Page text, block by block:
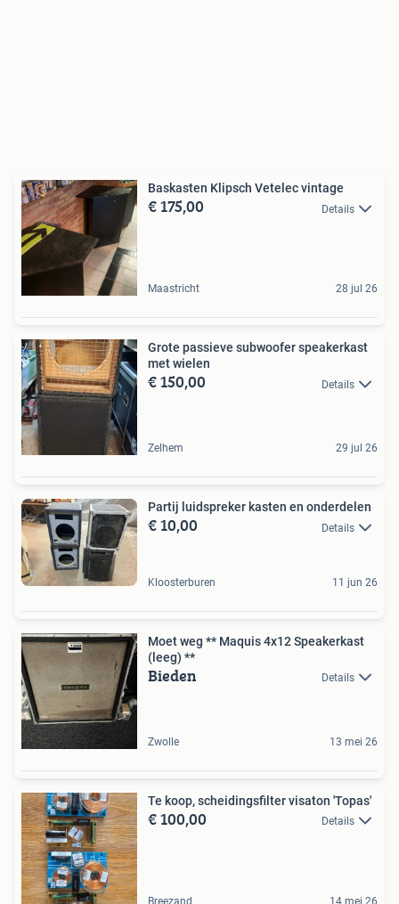
Baskasten Klipsch Vetelec vintage
€ 175,00 Details
Maastricht 28 jul 26
Grote passieve subwoofer speakerkast
met wielen
€ 150,00 Details
Zelhem 29 jul 26
Partij luidspreker kasten en onderdelen
€ 10,00 Details
Kloosterburen 11 jun 26
Moet weg ** Maquis 4x12 Speakerkast
(leeg) **
Bieden Details
Zwolle 13 mei 26
Te koop, scheidingsfilter visaton 'Topas'
€ 100,00 Details
Breezand 14 mei 26